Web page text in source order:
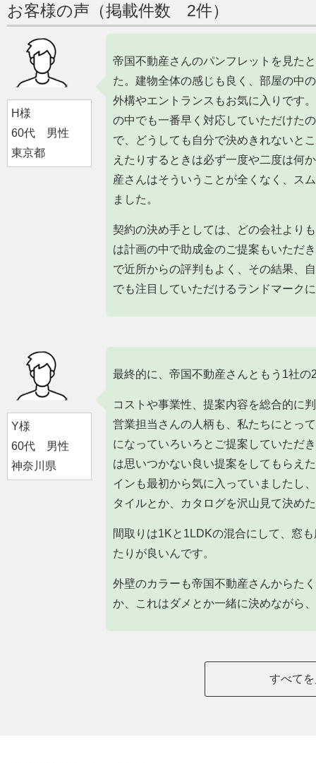
お客様の声（掲載件数 2件）
H様
60代 男性
東京都
帝国不動産さんのパンフレットを見た
た。建物全体の感じも良く、部屋の中
外構やエントランスもお気に入りです
の中でも一番早く対応していただけた
で、どうしても自分で決めきれないと
えたりするときは必ず一度や二度は何
産さんはそういうことが全くなく、ス
ました。
契約の決め手としては、どの会社より
は計画の中で助成金のご提案もいただ
で近所からの評判もよく、その結果、
でも注目していただけるランドマーク
Y様
60代 男性
神奈川県
最終的に、帝国不動産さんともう1社
コストや事業性、提案内容を総合的に
営業担当さんの人柄も、私たちにとっ
になっていろいろとご提案していただ
は思いつかない良い提案をしてもらえ
インも最初から気に入っていましたし
タイルとか、カタログを沢山見て決め
間取りは1Kと1LDKの混合にして、窓
たりが良いんです。
外壁のカラーも帝国不動産さんからた
か、これはダメとか一緒に決めながら
すべて